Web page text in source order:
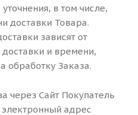
в том числе,
доставки Товара.
зависят от
и времени,
обработку Заказа.
через Сайт Покупатель
адрес